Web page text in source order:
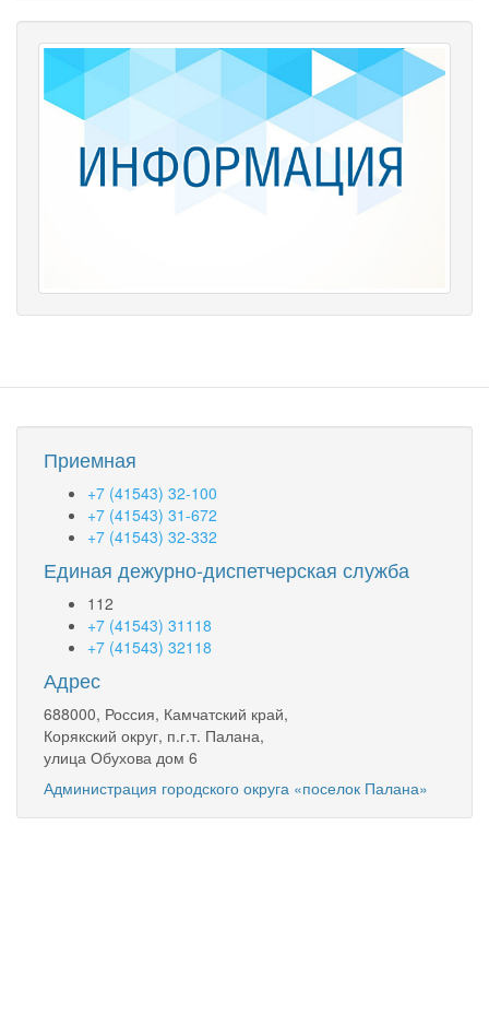
Приемная
+7 (41543) 32-100
+7 (41543) 31-672
+7 (41543) 32-332
Единая дежурно-диспетчерская служба
112
+7 (41543) 31118
+7 (41543) 32118
Адрес
688000, Россия, Камчатский край,
Корякский округ, п.г.т. Палана,
улица Обухова дом 6
Администрация городского округа «поселок Палана»